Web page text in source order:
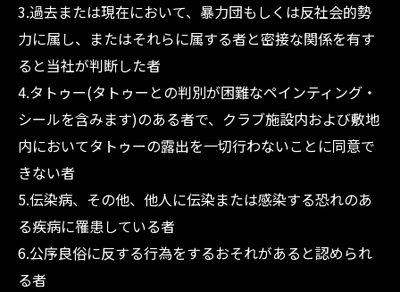
3.過去または現在において、暴力団もしくは反社会的勢
力に属し、またはそれらに属する者と密接な関係を有す
ると当社が判断した者
4.タトゥー(タトゥーとの判別が困難なペインティング・
シールを含みます)のある者で、クラブ施設内および敷地
内においてタトゥーの露出を一切行わないことに同意で
きない者
5.伝染病、その他、他人に伝染または感染する恐れのあ
る疾病に罹患している者
6.公序良俗に反する行為をするおそれがあると認められ
る者